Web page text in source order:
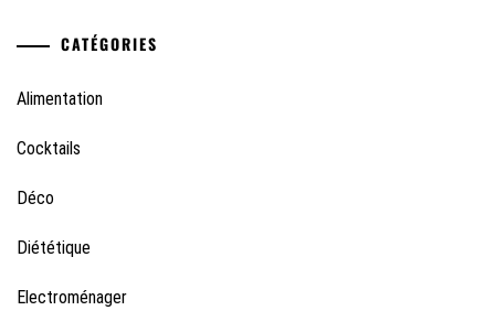
CATÉGORIES
Alimentation
Cocktails
Déco
Diététique
Electroménager